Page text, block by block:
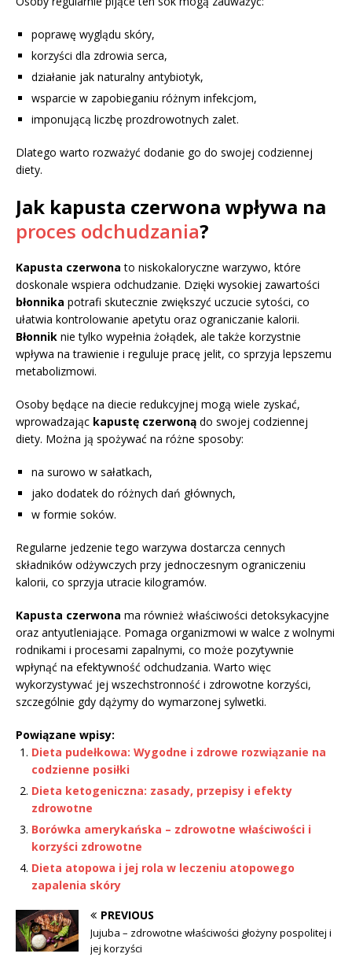
poprawę wyglądu skóry,
korzyści dla zdrowia serca,
działanie jak naturalny antybiotyk,
wsparcie w zapobieganiu różnym infekcjom,
imponującą liczbę prozdrowotnych zalet.
Dlatego warto rozważyć dodanie go do swojej codziennej
diety.
Jak kapusta czerwona wpływa na
proces odchudzania?
Kapusta czerwona to niskokaloryczne warzywo, które
doskonale wspiera odchudzanie. Dzięki wysokiej zawartości
błonnika potrafi skutecznie zwiększyć uczucie sytości, co
ułatwia kontrolowanie apetytu oraz ograniczanie kalorii.
Błonnik nie tylko wypełnia żołądek, ale także korzystnie
wpływa na trawienie i reguluje pracę jelit, co sprzyja lepszemu
metabolizmowi.
Osoby będące na diecie redukcyjnej mogą wiele zyskać,
wprowadzając kapustę czerwoną do swojej codziennej
diety. Można ją spożywać na różne sposoby:
na surowo w sałatkach,
jako dodatek do różnych dań głównych,
w formie soków.
Regularne jedzenie tego warzywa dostarcza cennych
składników odżywczych przy jednoczesnym ograniczeniu
kalorii, co sprzyja utracie kilogramów.
Kapusta czerwona ma również właściwości detoksykacyjne
oraz antyutleniające. Pomaga organizmowi w walce z wolnymi
rodnikami i procesami zapalnymi, co może pozytywnie
wpłynąć na efektywność odchudzania. Warto więc
wykorzystywać jej wszechstronność i zdrowotne korzyści,
szczególnie gdy dążymy do wymarzonej sylwetki.
Powiązane wpisy:
Dieta pudełkowa: Wygodne i zdrowe rozwiązanie na
codzienne posiłki
Dieta ketogeniczna: zasady, przepisy i efekty
zdrowotne
Borówka amerykańska – zdrowotne właściwości i
korzyści zdrowotne
Dieta atopowa i jej rola w leczeniu atopowego
zapalenia skóry
PREVIOUS
Jujuba – zdrowotne właściwości głożyny pospolitej i
jej korzyści